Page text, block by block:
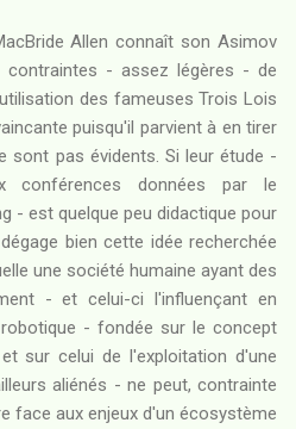
Allen connaît son Asimov
- assez légères - de
des fameuses Trois Lois
puisqu'il parvient à en tirer
sont pas évidents. Si leur étude -
données par le
- est quelque peu didactique pour
bien cette idée recherchée
une société humaine ayant des
- et celui-ci l'influençant en
- fondée sur le concept
sur celui de l'exploitation d'une
aliénés - ne peut, contrainte
face aux enjeux d'un écosystème